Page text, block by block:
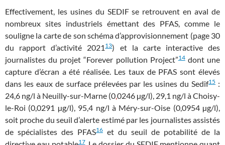
Effectivement, les usines du SEDIF se retrouvent en aval de
nombreux sites industriels émettant des PFAS, comme le
souligne la carte de son schéma d’approvisionnement (page 30
du rapport d’activité 202113) et la carte interactive des
journalistes du projet “Forever pollution Project”14dont une
capture d’écran a été réalisée. Les taux de PFAS sont élevés
dans les eaux de surface prélevées par les usines du Sedif15 :
24,6 ng/l à Neuilly-sur-Marne (0,0246 µg/l), 29,1 ng/l à Choisy-
le-Roi (0,0291 µg/l), 95,4 ng/l à Méry-sur-Oise (0,0954 µg/l),
soit proche du seuil d’alerte estimé par les journalistes assistés
de spécialistes des PFAS16 et du seuil de potabilité de la
17